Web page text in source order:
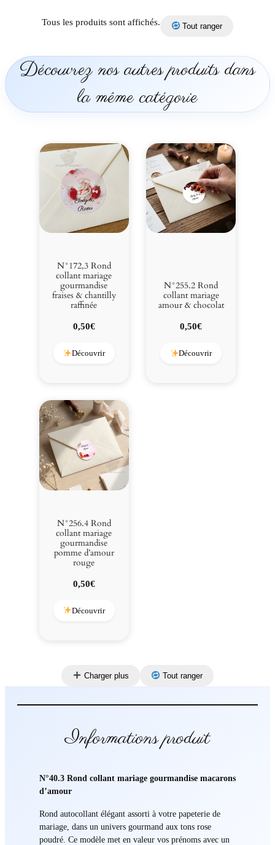
Tous les produits sont affichés. Tout ranger
Découvrez nos autres produits dans
la même catégorie
N°172,3 Rond
collant mariage
gourmandise
fraises & chantilly
raffinée
0,50€
Découvrir
N°255.2 Rond
collant mariage
amour & chocolat
0,50€
Découvrir
N°256.4 Rond
collant mariage
gourmandise
pomme d’amour
rouge
0,50€
Découvrir
Charger plus Tout ranger
Informations produit
N°40.3 Rond collant mariage gourmandise macarons
d’amour
Rond autocollant élégant assorti à votre papeterie de
mariage, dans un univers gourmand aux tons rose
poudré. Ce modèle met en valeur vos prénoms avec un